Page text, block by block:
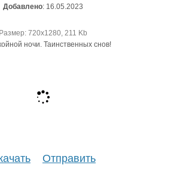
Добавлено: 16.05.2023
Размер: 720х1280, 211 Kb
Отправить